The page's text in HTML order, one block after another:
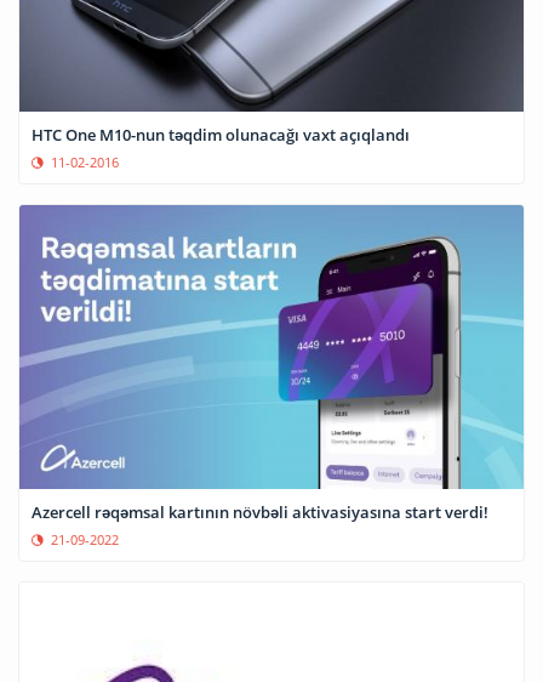
HTC One M10-nun təqdim olunacağı vaxt açıqlandı
11-02-2016
Azercell rəqəmsal kartının növbəli aktivasiyasına start verdi!
21-09-2022